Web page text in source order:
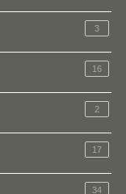
3
16
2
17
34